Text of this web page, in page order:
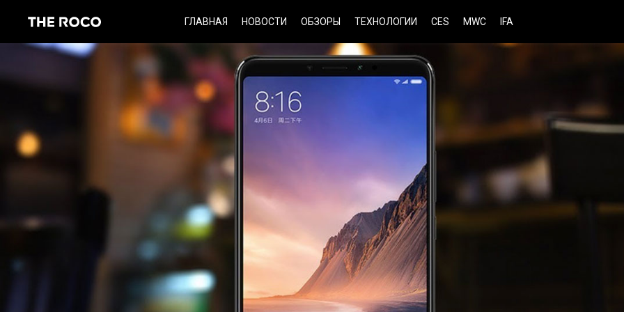
content
ГЛАВНАЯ НОВОСТИ ОБЗОРЫ ТЕХНОЛОГИИ CES MWC IFA